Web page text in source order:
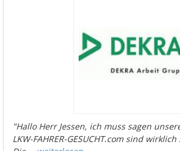
"Hallo Herr Jessen, ich muss sagen
LKW-FAHRER-GESUCHT.com sind